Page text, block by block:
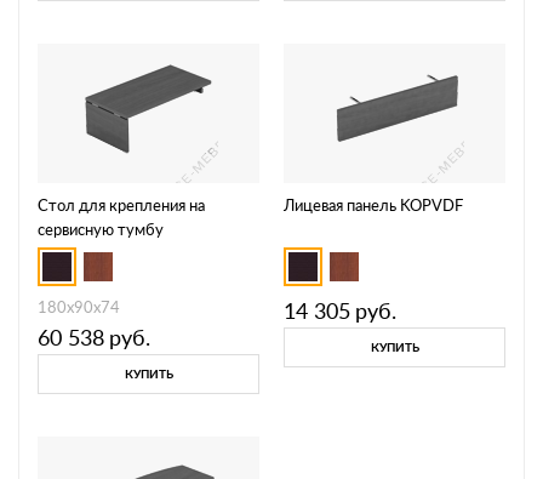
Стол для крепления на
сервисную тумбу
KOPRET180D
180х90х74
60 538 руб.
КУПИТЬ
Лицевая панель KOPVDF
14 305 руб.
КУПИТЬ